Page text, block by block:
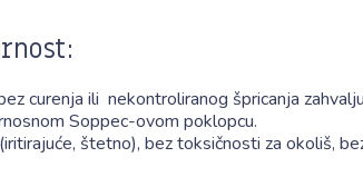
curenja ili nekontroliranog špricanja
Soppec-ovom poklopcu.
štetno), bez toksičnosti za okoliš,